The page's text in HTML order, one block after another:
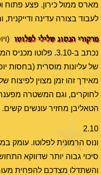
מארס ממול כירון. פצע פתוח
לעבוד בצורה עדינה
מרקורי הנסוג שלילי לפלוטו
נכתב ב-3.10.
של עליונות מוסרית (בחסות
מאידך זהו זמן מצוין
לחוקרים, וגם המשטרה
הטאליבן מחזיר עונשים
2.10
ונוס הרמונית לפלוטו. עומק
סיכוי גבוה יותר שדווקא
והשתדלו מצדכם להפחית